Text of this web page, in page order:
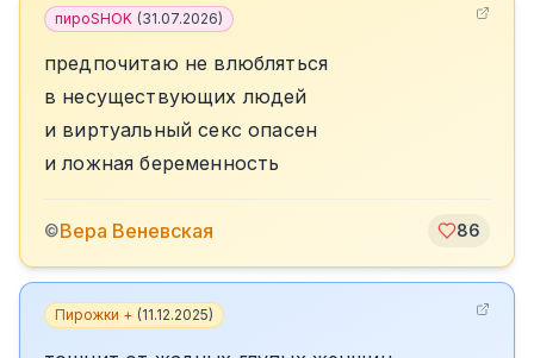
пироSHOK (31.07.2026)
предпочитаю не влюбляться
в несуществующих людей
и виртуальный секс опасен
и ложная беременность
©Вера Веневская 86
Пирожки + (11.12.2025)